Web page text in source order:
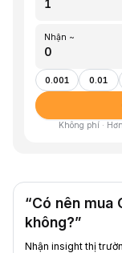
Nhận ~
0.001 0.01
Không phí ·
“Có nên mua
không?”
Nhận insight thị